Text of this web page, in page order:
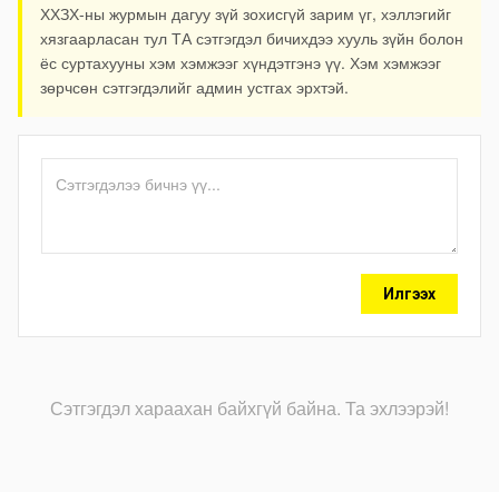
ХХЗХ-ны журмын дагуу зүй зохисгүй зарим үг, хэллэгийг
хязгаарласан тул ТА сэтгэгдэл бичихдээ хууль зүйн болон
ёс суртахууны хэм хэмжээг хүндэтгэнэ үү. Хэм хэмжээг
зөрчсөн сэтгэгдэлийг админ устгах эрхтэй.
Илгээх
Сэтгэгдэл хараахан байхгүй байна. Та эхлээрэй!